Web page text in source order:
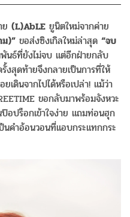
(L)AbLE ยูนิตใหม่จากค่าย
)” ขอส่งซิงเกิลใหม่ล่าสุด “จบ
นธ์ที่ยังไม่จบ แต่อีกฝ่ายกลับ
งสุดท้ายจึงกลายเป็นการที่ให้
ดินจากไปได้หรือเปล่า! แม้ว่า
ขอกลับมาพร้อมจังหวะ
อปร็อกเข้าใจง่าย แถมท่อนฮุก
นคำอ้อนวอนที่แอบกระแทกกระ